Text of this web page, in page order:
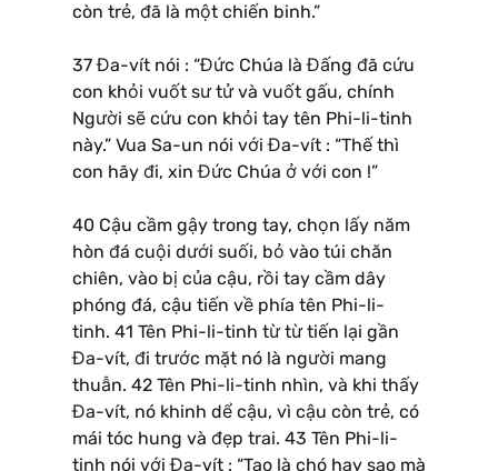
còn trẻ, đã là một chiến binh.”
37 Đa-vít nói : “Đức Chúa là Đấng đã cứu
con khỏi vuốt sư tử và vuốt gấu, chính
Người sẽ cứu con khỏi tay tên Phi-li-tinh
này.” Vua Sa-un nói với Đa-vít : “Thế thì
con hãy đi, xin Đức Chúa ở với con !”
40 Cậu cầm gậy trong tay, chọn lấy năm
hòn đá cuội dưới suối, bỏ vào túi chăn
chiên, vào bị của cậu, rồi tay cầm dây
phóng đá, cậu tiến về phía tên Phi-li-
tinh. 41 Tên Phi-li-tinh từ từ tiến lại gần
Đa-vít, đi trước mặt nó là người mang
thuẫn. 42 Tên Phi-li-tinh nhìn, và khi thấy
Đa-vít, nó khinh dể cậu, vì cậu còn trẻ, có
mái tóc hung và đẹp trai. 43 Tên Phi-li-
tinh nói với Đa-vít : “Tao là chó hay sao mà